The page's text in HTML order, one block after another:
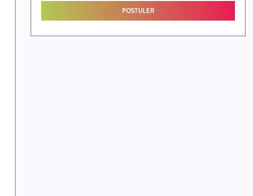
POSTULER